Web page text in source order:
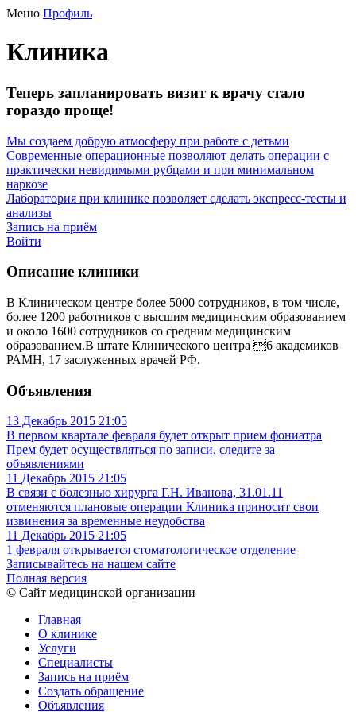
Меню Профиль
Клиника
Теперь запланировать визит к врачу стало
гораздо проще!
Мы создаем добрую атмосферу при работе с детьми
Современные операционные позволяют делать операции с
практически невидимыми рубцами и при минимальном
наркозе
Лаборатория при клинике позволяет сделать экспресс-тесты и
анализы
Запись на приём
Войти
Описание клиники
В Клиническом центре более 5000 сотрудников, в том числе,
более 1200 работников с высшим медицинским образованием
и около 1600 сотрудников со средним медицинским
образованием.В штате Клинического центра 6 академиков
РАМН, 17 заслуженных врачей РФ.
Объявления
13 Декабрь 2015 21:05
В первом квартале февраля будет открыт прием фониатра
Прем будет осуществляться по записи, следите за
объявлениями
11 Декабрь 2015 21:05
В связи с болезнью хирурга Г.Н. Иванова, 31.01.11
отменяются плановые операции Клиника приносит свои
извинения за временные неудобства
11 Декабрь 2015 21:05
1 февраля открывается стоматологическое отделение
Записывайтесь на нашем сайте
Полная версия
© Сайт медицинской организации
Главная
О клинике
Услуги
Специалисты
Запись на приём
Создать обращение
Объявления